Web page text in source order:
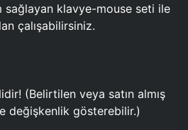
sağlayan klavye-mouse seti ile
çalışabilirsiniz.
(Belirtilen veya satın almış
değişkenlik gösterebilir.)